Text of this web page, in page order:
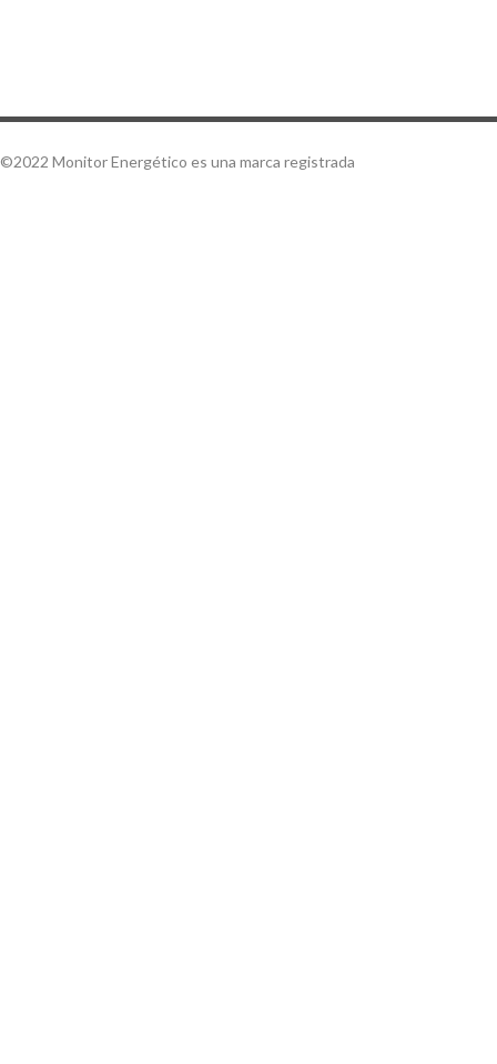
©2022 Monitor Energético es una marca registrada